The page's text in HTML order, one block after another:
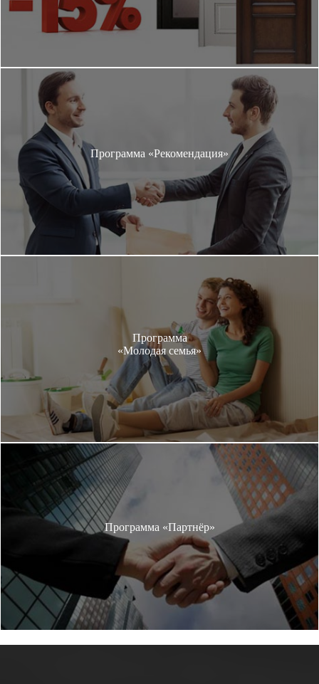
Программа «Рекомендация»
Программа
«Молодая семья»
Программа «Партнёр»